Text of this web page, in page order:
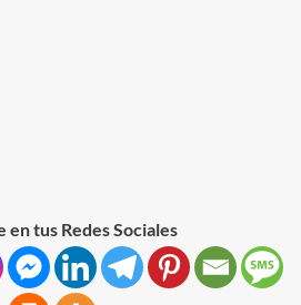
en tus Redes Sociales